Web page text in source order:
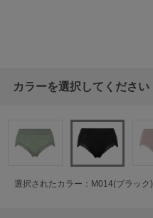
カラーを選択してください
選択されたカラー：M014(ブラック)